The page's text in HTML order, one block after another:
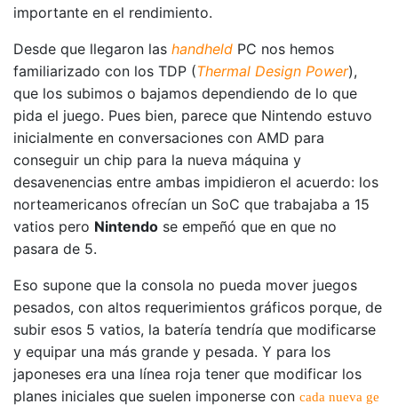
importante en el rendimiento.
Desde que llegaron las handheld PC nos hemos
familiarizado con los TDP (Thermal Design Power),
que los subimos o bajamos dependiendo de lo que
pida el juego. Pues bien, parece que Nintendo estuvo
inicialmente en conversaciones con AMD para
conseguir un chip para la nueva máquina y
desavenencias entre ambas impidieron el acuerdo: los
norteamericanos ofrecían un SoC que trabajaba a 15
vatios pero Nintendo se empeñó que en que no
pasara de 5.
Eso supone que la consola no pueda mover juegos
pesados, con altos requerimientos gráficos porque, de
subir esos 5 vatios, la batería tendría que modificarse
y equipar una más grande y pesada. Y para los
japoneses era una línea roja tener que modificar los
planes iniciales que suelen imponerse con cada nueva ge